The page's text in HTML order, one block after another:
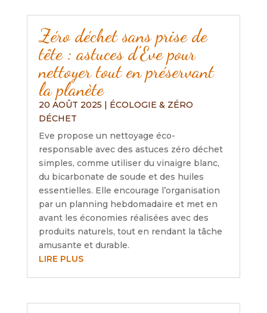
Zéro déchet sans prise de
tête : astuces d’Eve pour
nettoyer tout en préservant
la planète
20 AOÛT 2025
ÉCOLOGIE & ZÉRO
DÉCHET
Eve propose un nettoyage éco-
responsable avec des astuces zéro déchet
simples, comme utiliser du vinaigre blanc,
du bicarbonate de soude et des huiles
essentielles. Elle encourage l’organisation
par un planning hebdomadaire et met en
avant les économies réalisées avec des
produits naturels, tout en rendant la tâche
amusante et durable.
LIRE PLUS